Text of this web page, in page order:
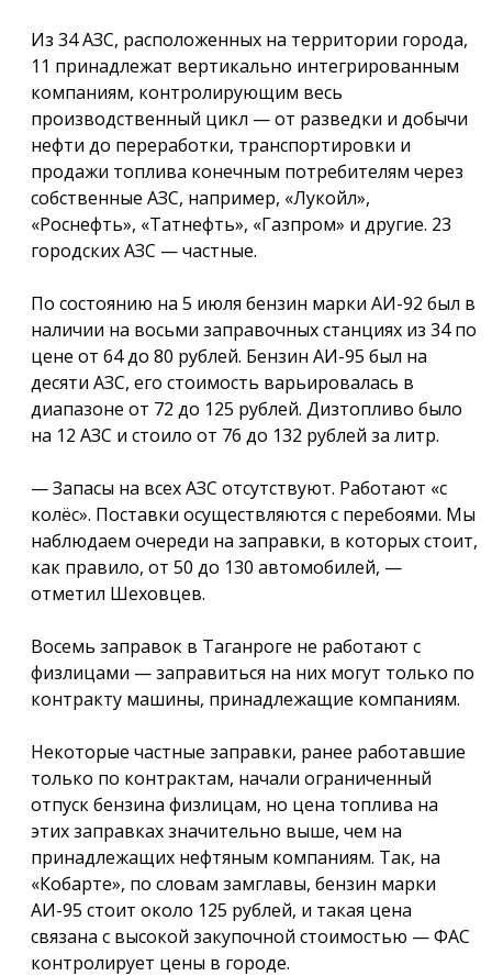
Из 34 АЗС, расположенных на территории города,
11 принадлежат вертикально интегрированным
компаниям, контролирующим весь
производственный цикл — от разведки и добычи
нефти до переработки, транспортировки и
продажи топлива конечным потребителям через
собственные АЗС, например, «Лукойл»,
«Роснефть», «Татнефть», «Газпром» и другие. 23
городских АЗС — частные.
По состоянию на 5 июля бензин марки АИ-92 был в
наличии на восьми заправочных станциях из 34 по
цене от 64 до 80 рублей. Бензин АИ-95 был на
десяти АЗС, его стоимость варьировалась в
диапазоне от 72 до 125 рублей. Дизтопливо было
на 12 АЗС и стоило от 76 до 132 рублей за литр.
— Запасы на всех АЗС отсутствуют. Работают «с
колёс». Поставки осуществляются с перебоями. Мы
наблюдаем очереди на заправки, в которых стоит,
как правило, от 50 до 130 автомобилей, —
отметил Шеховцев.
Восемь заправок в Таганроге не работают с
физлицами — заправиться на них могут только по
контракту машины, принадлежащие компаниям.
Некоторые частные заправки, ранее работавшие
только по контрактам, начали ограниченный
отпуск бензина физлицам, но цена топлива на
этих заправках значительно выше, чем на
принадлежащих нефтяным компаниям. Так, на
«Кобарте», по словам замглавы, бензин марки
АИ-95 стоит около 125 рублей, и такая цена
связана с высокой закупочной стоимостью — ФАС
контролирует цены в городе.